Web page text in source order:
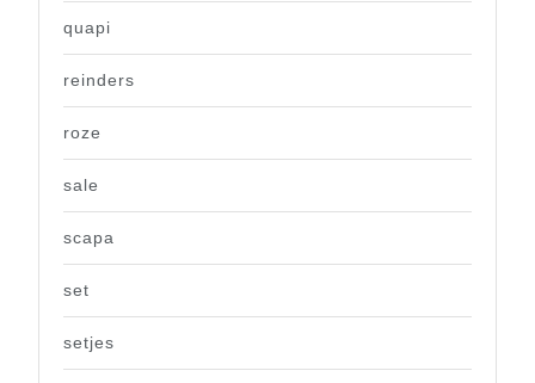
quapi
reinders
roze
sale
scapa
set
setjes